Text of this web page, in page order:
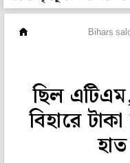
Bihars
ছিল
বিহারে